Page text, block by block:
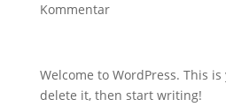
Kommentar
Welcome to WordPress. This
delete it, then start writing!